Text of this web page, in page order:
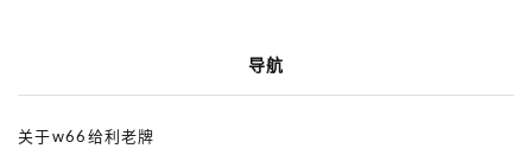
导航
关于w66给利老牌